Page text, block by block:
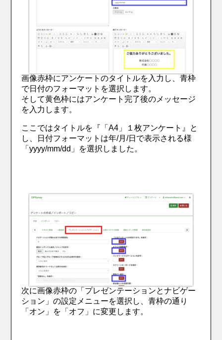
画像赤枠にアンケートのタイトルを入力し、青枠
で日付のフォーマットを選択します。
そして黄色枠にはアンケート完了後のメッセージ
を入力します。
ここではタイトルを『「A4」１枚アンケート』と
し、日付フォーマットは年/月/日で表示される様
「yyyy/mm/dd」を選択しました。
次に画像赤枠の「プレゼンテーションとナビゲー
ション」の設定メニューを選択し、青枠の通り
「オン」を「オフ」に変更します。